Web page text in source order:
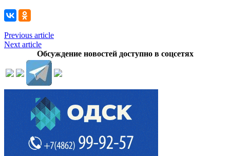
Previous article
Next article
Обсуждение новостей доступно в соцсетях